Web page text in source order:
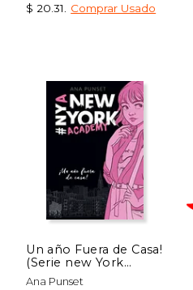
15% $ 18.99
$ 20.31
Comprar Usado
Un año Fuera de Casa!
(Serie new York
Academy 1)
Ana Punset